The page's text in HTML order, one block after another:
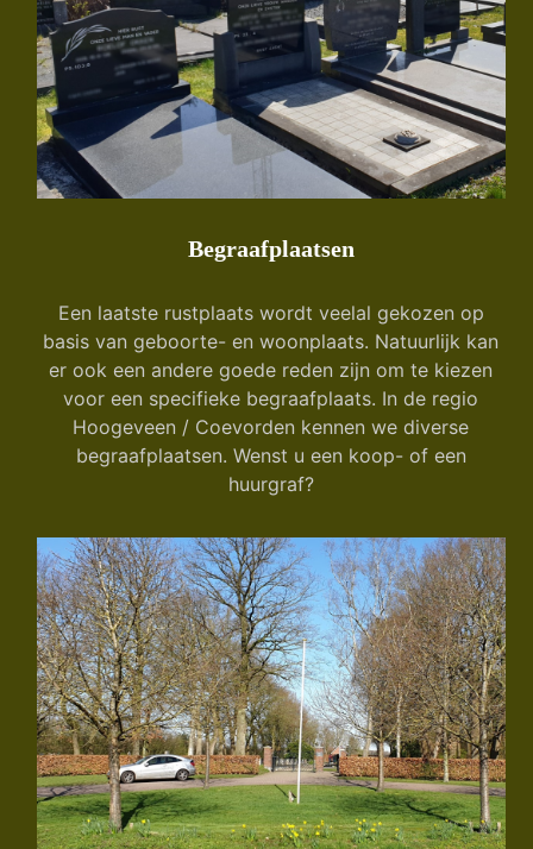
Begraafplaatsen
Een laatste rustplaats wordt veelal gekozen op
basis van geboorte- en woonplaats. Natuurlijk kan
er ook een andere goede reden zijn om te kiezen
voor een specifieke begraafplaats. In de regio
Hoogeveen / Coevorden kennen we diverse
begraafplaatsen. Wenst u een koop- of een
huurgraf?